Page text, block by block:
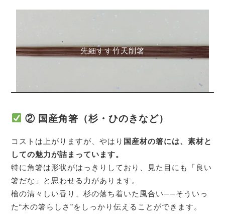
先細すす竹天削箸
② 国産角箸（杉・ひのきなど）
コストは上がりますが、やはり 国産材の箸には、素材と
しての魅力が詰まっています。
特に角箸は形状がはっきりしており、見た目にも「良い
箸だな」と思わせる力があります。
檜の清々しい香り、杉の落ち着いた風合い──そういっ
た“木の箸らしさ”をしっかり伝えることができます。